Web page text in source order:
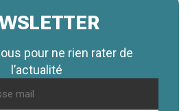
pour ne rien rater de
l’actualité